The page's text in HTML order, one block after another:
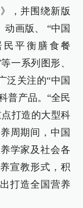
，并围绕新版
画版、 “中国
民平衡膳食餐
一系列图形、
泛关注的“中国
普产品。“全民
打造的大型科
周期间，中国
学家及社会各
宣教形式，积
打造全国营养